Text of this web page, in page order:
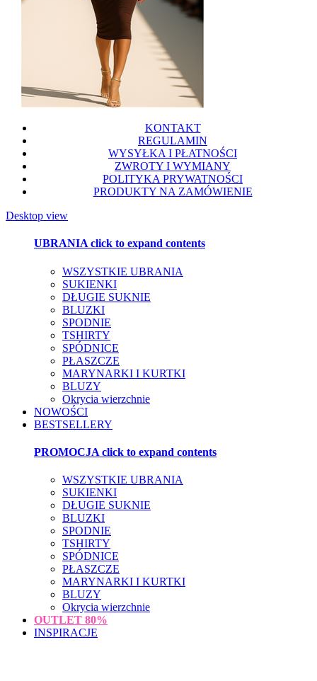
KONTAKT
REGULAMIN
WYSYŁKA I PŁATNOŚCI
ZWROTY I WYMIANY
POLITYKA PRYWATNOŚCI
PRODUKTY NA ZAMÓWIENIE
Desktop view
UBRANIAclick to expand contents
WSZYSTKIE UBRANIA
SUKIENKI
DŁUGIE SUKNIE
BLUZKI
SPODNIE
TSHIRTY
SPÓDNICE
PŁASZCZE
MARYNARKI I KURTKI
BLUZY
Okrycia wierzchnie
NOWOŚCI
BESTSELLERY
PROMOCJA click to expand contents
WSZYSTKIE UBRANIA
SUKIENKI
DŁUGIE SUKNIE
BLUZKI
SPODNIE
TSHIRTY
SPÓDNICE
PŁASZCZE
MARYNARKI I KURTKI
BLUZY
Okrycia wierzchnie
OUTLET 80%
INSPIRACJE